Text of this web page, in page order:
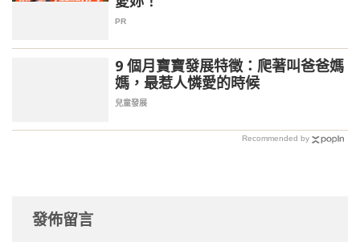
PR
9 個月寶寶發展特徵：爬著叫爸爸媽
媽，最惹人憐愛的時候
兒童發展
Recommended by
發佈留言